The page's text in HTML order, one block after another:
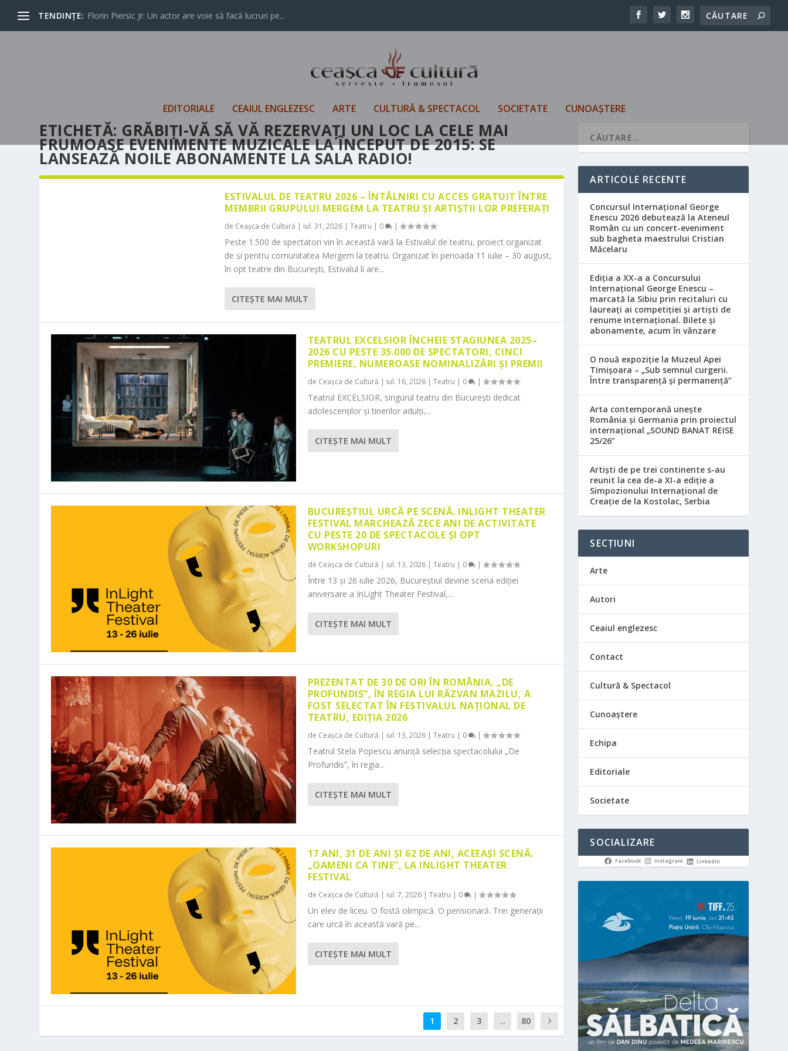
TENDINȚE: Florin Piersic Jr: Un actor are voie să facă lucruri pe...
EDITORIALE CEAIUL ENGLEZESC ARTE CULTURĂ & SPECTACOL SOCIETATE CUNOAȘTERE
ETICHETĂ: GRĂBIŢI-VĂ SĂ VĂ REZERVAŢI UN LOC LA CELE MAI
FRUMOASE EVENIMENTE MUZICALE LA ÎNCEPUT DE 2015: SE
LANSEAZĂ NOILE ABONAMENTE LA SALA RADIO!
ESTIVALUL DE TEATRU 2026 – ÎNTÂLNIRI CU ACCES GRATUIT ÎNTRE
MEMBRII GRUPULUI MERGEM LA TEATRU ȘI ARTIȘTII LOR PREFERAȚI
de Ceașca de Cultură | iul. 31, 2026 |Teatru | 0 |
Peste 1.500 de spectatori vin în această vară la Estivalul de teatru, proiect organizat
de și pentru comunitatea Mergem la teatru. Organizat în perioada 11 iulie – 30 august,
în opt teatre din București, Estivalul îi are...
CITEŞTE MAI MULT
TEATRUL EXCELSIOR ÎNCHEIE STAGIUNEA 2025–
2026 CU PESTE 35.000 DE SPECTATORI, CINCI
PREMIERE, NUMEROASE NOMINALIZĂRI ȘI PREMII
de Ceașca de Cultură | iul. 16, 2026| Teatru | 0 |
Teatrul EXCELSIOR, singurul teatru din București dedicat
adolescenților și tinerilor adulți,...
CITEŞTE MAI MULT
BUCUREȘTIUL URCĂ PE SCENĂ. INLIGHT THEATER
FESTIVAL MARCHEAZĂ ZECE ANI DE ACTIVITATE
CU PESTE 20 DE SPECTACOLE ȘI OPT
WORKSHOPURI
de Ceașca de Cultură | iul. 13, 2026| Teatru | 0 |
Între 13 și 26 iulie 2026, Bucureștiul devine scena ediției
aniversare a InLight Theater Festival,...
CITEŞTE MAI MULT
PREZENTAT DE 30 DE ORI ÎN ROMÂNIA, „DE
PROFUNDIS”, ÎN REGIA LUI RĂZVAN MAZILU, A
FOST SELECTAT ÎN FESTIVALUL NAȚIONAL DE
TEATRU, EDIȚIA 2026
de Ceașca de Cultură | iul. 13, 2026| Teatru | 0 |
Teatrul Stela Popescu anunță selecția spectacolului „De
Profundis”, în regia...
CITEŞTE MAI MULT
17 ANI, 31 DE ANI ȘI 62 DE ANI, ACEEAȘI SCENĂ.
„OAMENI CA TINE”, LA INLIGHT THEATER
FESTIVAL
de Ceașca de Cultură | iul. 7, 2026| Teatru | 0 |
Un elev de liceu. O fostă olimpică. O pensionară. Trei generații
care urcă în această vară pe...
CITEŞTE MAI MULT
1 2 3 ... 80
ARTICOLE RECENTE
Concursul Internațional George
Enescu 2026 debutează la Ateneul
Român cu un concert-eveniment
sub bagheta maestrului Cristian
Măcelaru
Ediția a XX-a a Concursului
Internațional George Enescu –
marcată la Sibiu prin recitaluri cu
laureați ai competiției și artiști de
renume internațional. Bilete și
abonamente, acum în vânzare
O nouă expoziție la Muzeul Apei
Timișoara – „Sub semnul curgerii.
Între transparență și permanență”
Arta contemporană unește
România și Germania prin proiectul
internațional „SOUND BANAT REISE
25/26”
Artiști de pe trei continente s-au
reunit la cea de-a XI-a ediție a
Simpozionului Internațional de
Creație de la Kostolac, Serbia
SECȚIUNI
Arte
Autori
Ceaiul englezesc
Contact
Cultură & Spectacol
Cunoaștere
Echipa
Editoriale
Societate
SOCIALIZARE
Facebook Instagram LinkedIn